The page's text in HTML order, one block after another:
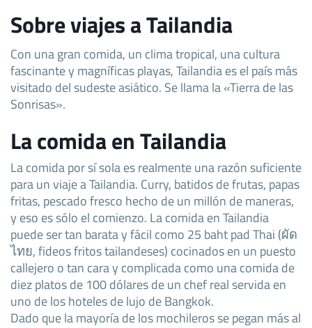
Sobre viajes a Tailandia
Con una gran comida, un clima tropical, una cultura
fascinante y magníficas playas, Tailandia es el país más
visitado del sudeste asiático. Se llama la «Tierra de las
Sonrisas».
La comida en Tailandia
La comida por sí sola es realmente una razón suficiente
para un viaje a Tailandia. Curry, batidos de frutas, papas
fritas, pescado fresco hecho de un millón de maneras,
y eso es sólo el comienzo. La comida en Tailandia
puede ser tan barata y fácil como 25 baht pad Thai (ผัด
ไทย, fideos fritos tailandeses) cocinados en un puesto
callejero o tan cara y complicada como una comida de
diez platos de 100 dólares de un chef real servida en
uno de los hoteles de lujo de Bangkok.
Dado que la mayoría de los mochileros se pegan más al